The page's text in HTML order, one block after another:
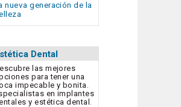
nueva generación de la
Dental
las mejores
para tener una
impecable y bonita.
en implantes
y estética dental.